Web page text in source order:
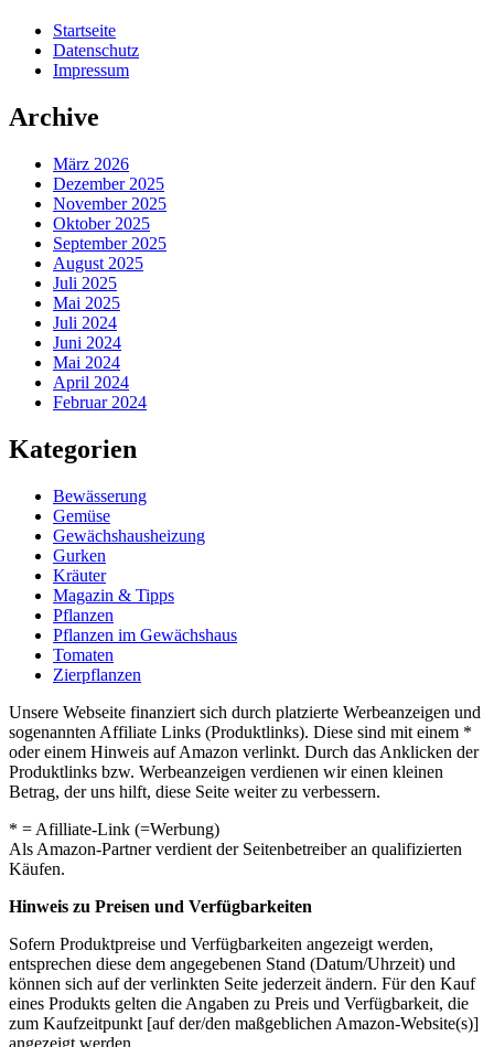
Startseite
Datenschutz
Impressum
Archive
März 2026
Dezember 2025
November 2025
Oktober 2025
September 2025
August 2025
Juli 2025
Mai 2025
Juli 2024
Juni 2024
Mai 2024
April 2024
Februar 2024
Kategorien
Bewässerung
Gemüse
Gewächshausheizung
Gurken
Kräuter
Magazin & Tipps
Pflanzen
Pflanzen im Gewächshaus
Tomaten
Zierpflanzen
Unsere Webseite finanziert sich durch platzierte Werbeanzeigen und
sogenannten Affiliate Links (Produktlinks). Diese sind mit einem *
oder einem Hinweis auf Amazon verlinkt. Durch das Anklicken der
Produktlinks bzw. Werbeanzeigen verdienen wir einen kleinen
Betrag, der uns hilft, diese Seite weiter zu verbessern.
* = Afilliate-Link (=Werbung)
Als Amazon-Partner verdient der Seitenbetreiber an qualifizierten
Käufen.
Hinweis zu Preisen und Verfügbarkeiten
Sofern Produktpreise und Verfügbarkeiten angezeigt werden,
entsprechen diese dem angegebenen Stand (Datum/Uhrzeit) und
können sich auf der verlinkten Seite jederzeit ändern. Für den Kauf
eines Produkts gelten die Angaben zu Preis und Verfügbarkeit, die
zum Kaufzeitpunkt [auf der/den maßgeblichen Amazon-Website(s)]
angezeigt werden.